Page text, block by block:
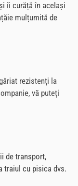
îi curăță în același
mulțumită de
rezistenți la
vă puteți
de transport,
traiul cu pisica dvs.